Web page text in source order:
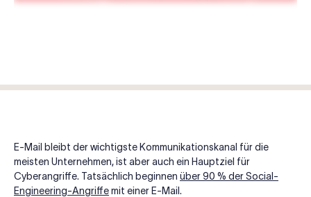
E-Mail bleibt der wichtigste Kommunikationskanal für die
meisten Unternehmen, ist aber auch ein Hauptziel für
Cyberangriffe. Tatsächlich beginnen über 90 % der Social-
Engineering-Angriffemit einer E-Mail.